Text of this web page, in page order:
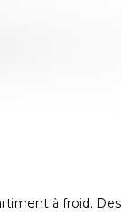
à froid. Des